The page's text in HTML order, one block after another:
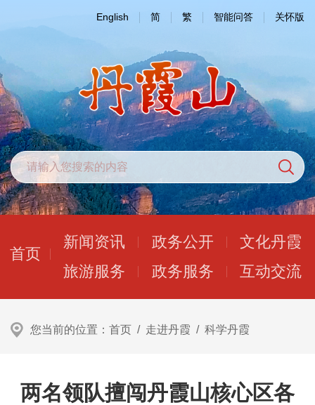
English 简 繁 智能问答 关怀版
首页
新闻资讯 政务公开
文化丹霞
旅游服务
政务服务 互动交流
您当前的位置： 首页 / 走进丹霞 / 科学丹霞
两名领队擅闯丹霞山核心区各